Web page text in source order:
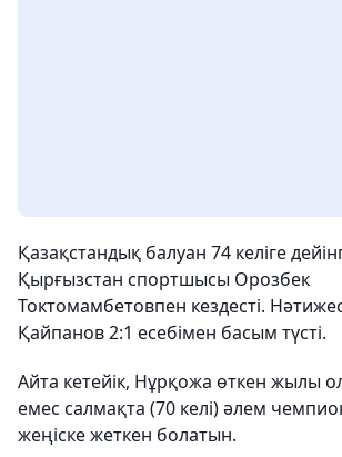
Қазақстандық балуан 74 келіге
Қырғызстан спортшысы Орозбек
Токтомамбетовпен кездесті.
Қайпанов 2:1 есебімен басым түсті.
Айта кетейік, Нұрқожа өткен жылы
емес салмақта (70 келі) әлем
жеңіске жеткен болатын.